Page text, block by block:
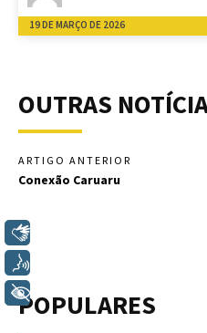
19 DE MARÇO DE 2026
OUTRAS
ARTIGO ANTERIOR
Conexão Caruaru
POPULARES